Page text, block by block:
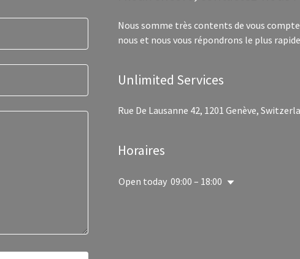
Nous somme très contents de vous
nous et nous vous répondrons le plus
Unlimited Services
Rue De Lausanne 42, 1201 Genève,
Horaires
Open today 09:00 – 18:00